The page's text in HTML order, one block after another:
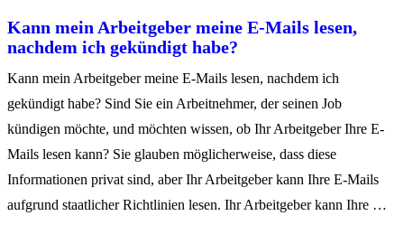
Kann mein Arbeitgeber meine E-Mails lesen,
nachdem ich gekündigt habe?
Kann mein Arbeitgeber meine E-Mails lesen, nachdem ich
gekündigt habe? Sind Sie ein Arbeitnehmer, der seinen Job
kündigen möchte, und möchten wissen, ob Ihr Arbeitgeber Ihre E-
Mails lesen kann? Sie glauben möglicherweise, dass diese
Informationen privat sind, aber Ihr Arbeitgeber kann Ihre E-Mails
aufgrund staatlicher Richtlinien lesen. Ihr Arbeitgeber kann Ihre …